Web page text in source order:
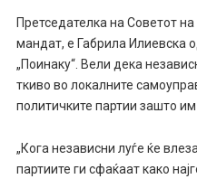
Претседателка на Советот
мандат, е Габрила Илиевска
„Поинаку“. Вели дека
ткиво во локалните
политичките партии зашто им
„Кога независни луѓе ќе
партиите ги сфаќаат како